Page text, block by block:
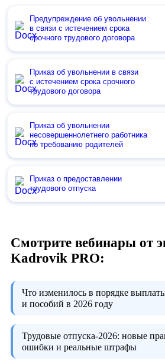
Предупреждение об увольнении
в связи с истечением срока
срочного трудового договора
Приказ об увольнении в связи
с истечением срока срочного
трудового договора
Приказ об увольнении
несовершеннолетнего работника
по требованию родителей
Приказ о предоставлении
трудового отпуска
Смотрите вебинары от
Kadrovik PRO:
Что изменилось в порядке
и пособий в 2026 году
Трудовые отпуска-2026: новые
ошибки и реальные штрафы